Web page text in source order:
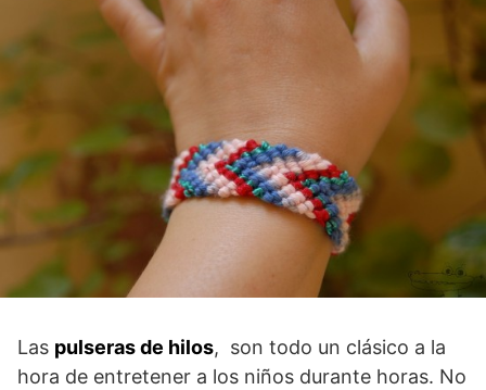
Las pulseras de hilos, son todo un clásico a la
hora de entretener a los niños durante horas. No